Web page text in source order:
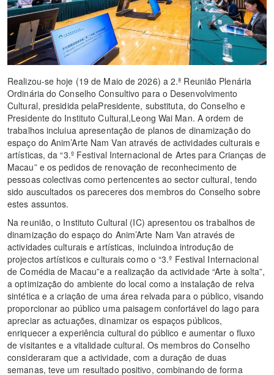
Realizou-se hoje (19 de Maio de 2026) a 2.ª Reunião Plenária
Ordinária do Conselho Consultivo para o Desenvolvimento
Cultural, presidida pelaPresidente, substituta, do Conselho e
Presidente do Instituto Cultural,Leong Wai Man. A ordem de
trabalhos incluiua apresentação de planos de dinamização do
espaço do Anim’Arte Nam Van através de actividades culturais e
artísticas, da “3.º Festival Internacional de Artes para Crianças de
Macau” e os pedidos de renovação de reconhecimento de
pessoas colectivas como pertencentes ao sector cultural, tendo
sido auscultados os pareceres dos membros do Conselho sobre
estes assuntos.
Na reunião, o Instituto Cultural (IC) apresentou os trabalhos de
dinamização do espaço do Anim’Arte Nam Van através de
actividades culturais e artísticas, incluindoa introdução de
projectos artísticos e culturais como o “3.º Festival Internacional
de Comédia de Macau”e a realização da actividade “Arte à solta”,
a optimização do ambiente do local como a instalação de relva
sintética e a criação de uma área relvada para o público, visando
proporcionar ao público uma paisagem confortável do lago para
apreciar as actuações, dinamizar os espaços públicos,
enriquecer a experiência cultural do público e aumentar o fluxo
de visitantes e a vitalidade cultural. Os membros do Conselho
consideraram que a actividade, com a duração de duas
semanas, teve um resultado positivo, combinando de forma